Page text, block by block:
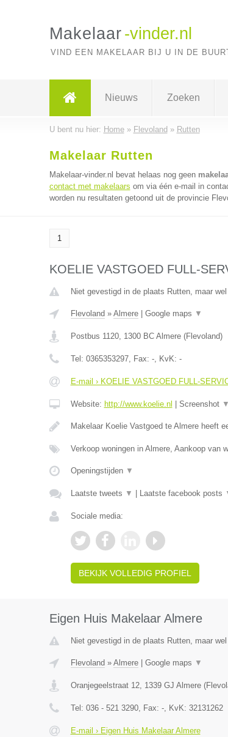
Makelaar -vinder.nl
VIND EEN MAKELAAR BIJ U IN DE
Nieuws Zoeken
U bent nu hier: Home» Flevoland » Rutten
Makelaar Rutten
Makelaar-vinder.nl bevat helaas nog geen
contact met makelaars om via één e-mail in
worden nu resultaten getoond uit de provincie
1
KOELIE VASTGOED FULL-
Niet gevestigd in de plaats Rutten, maar
Flevoland » Almere| Google maps ▼
Postbus 1120, 1300 BC Almere(Flevoland)
Tel: 0365353297, Fax: -, KvK: -
E-mail › KOELIE VASTGOED FULL-
Website: http://www.koelie.nl Screenshot ▼
Makelaar Koelie Vastgoed te Almere heeft
Verkoop woningen in Almere, Aankoop van
Openingstijden ▼
Laatste tweets ▼ Laatste facebook posts
Sociale media:
BEKIJK VOLLEDIG PROFIEL
Eigen Huis Makelaar Almere
Niet gevestigd in de plaats Rutten, maar
Flevoland » Almere| Google maps ▼
Oranjegeelstraat 12, 1339 GJ Almere(
Tel: 036 - 521 3290, Fax: -, KvK: 32131262
E-mail › Eigen Huis Makelaar Almere